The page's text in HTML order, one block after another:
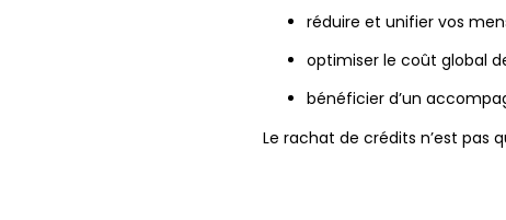
réduire et unifier vos
optimiser le coût global
bénéficier d’un
Le rachat de crédits n’est pas